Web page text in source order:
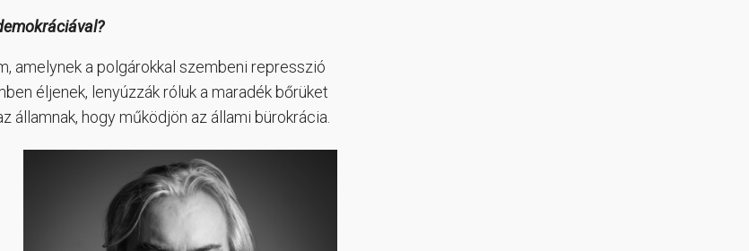
amelynek a polgárokkal szembeni represszió
éljenek, lenyúzzák róluk a maradék bőrüket
hogy működjön az állami bürokrácia.